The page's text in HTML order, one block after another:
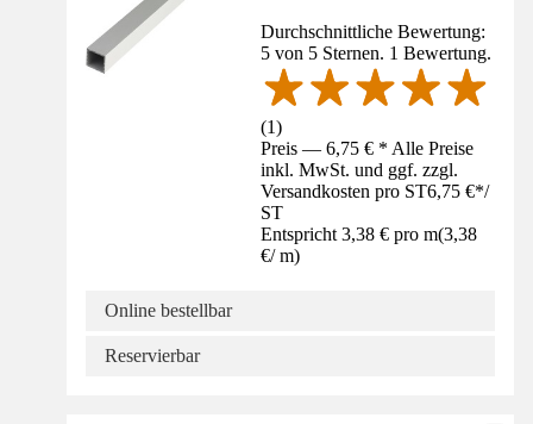
Durchschnittliche Bewertung:
5 von 5 Sternen. 1 Bewertung.
(1)
Preis — 6,75 € * Alle Preise
inkl. MwSt. und ggf. zzgl.
Versandkosten pro ST6,75 €*/
ST
Entspricht 3,38 € pro m(3,38
€/ m)
Online bestellbar
Reservierbar